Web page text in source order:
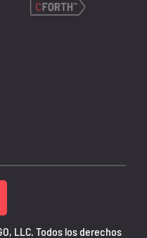
LLC. Todos los derechos